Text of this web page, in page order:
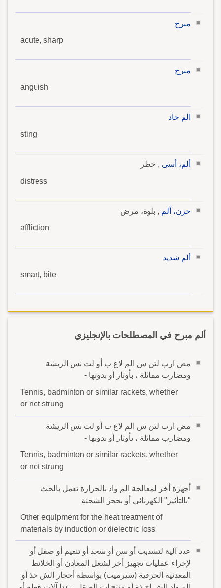
مبرح
acute, sharp
مبرح
anguish
الم حاد
sting
ألم، أسى , خطر
distress
حزن، ألم , بلوة، مرض
affliction
ألم شديد
smart, bite
ألم مبرح في المصطلحات بالإنجليزي
مض ارب لتن س الم لاع ب أو لت نس الريشة
ومضارب مماثلة ، بأوتار أو بدونها -
Tennis, badminton or similar rackets, whether
or not strung
مض ارب لتن س الم لاع ب أو لت نس الريشة
ومضارب مماثلة ، بأوتار أو بدونها -
Tennis, badminton or similar rackets, whether
or not strung
أجهزة أخر لمعالجة الم واد بالحرارة تعمل بالحث
"بالتأثير" الكهربائى أو بحجز الشحنة
Other equipment for the heat treatment of
materials by induction or dielectric loss
عدد آلية لتشذيب أو سن أو شحذ أو تنعيم أو صقل أو
لإجراء عمليات تجهيز أخر لشغل المعادن أو الخلائط
المعدنية الخزفية (سيرميت) بواسطة أحجار الش حذ أو